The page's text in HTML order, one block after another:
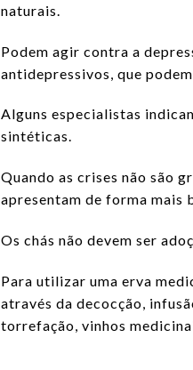
naturais.
Podem agir contra a
antidepressivos, que
Alguns especialistas
sintéticas.
Quando as crises não são
apresentam de forma mais
Os chás não devem ser
Para utilizar uma erva
através da decocção,
torrefação, vinhos